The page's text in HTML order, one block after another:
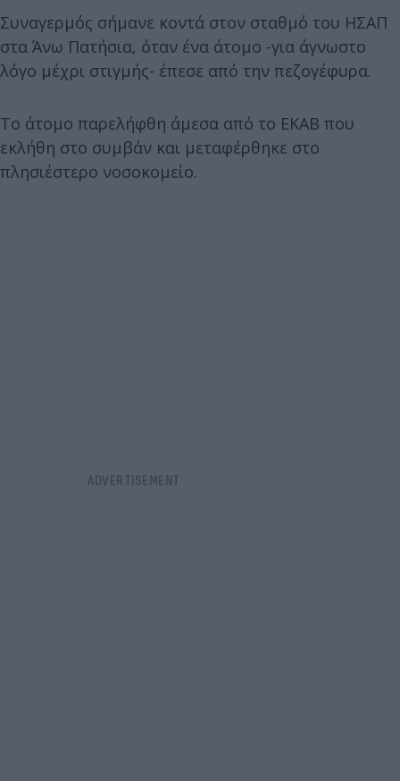
Συναγερμός σήμανε κοντά στον σταθμό του ΗΣΑΠ
στα Άνω Πατήσια, όταν ένα άτομο -για άγνωστο
λόγο μέχρι στιγμής- έπεσε από την πεζογέφυρα.
Το άτομο παρελήφθη άμεσα από το ΕΚΑΒ που
εκλήθη στο συμβάν και μεταφέρθηκε στο
πλησιέστερο νοσοκομείο.